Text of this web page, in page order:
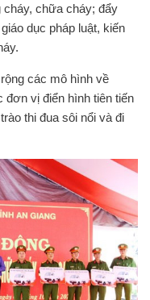
cháy, chữa cháy; đẩy
dục pháp luật, kiến
các mô hình về
vị điển hình tiên tiến
thi đua sôi nổi và đi